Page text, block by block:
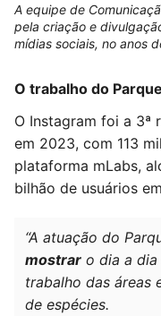
A equipe de
pela criação e
mídias sociais, no anos
O trabalho do
O Instagram foi a 3ª
em 2023, com 113
plataforma mLabs,
bilhão de usuários
“A atuação do
mostrar o dia a
trabalho das áreas
de espécies.